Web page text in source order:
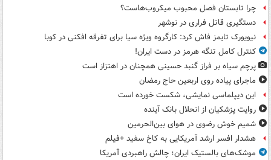
چرا تابستان فصل محبوب میکروب‌هاست؟
دستگیری قاتل فراری در نوشهر
نیویورک تایمز فاش کرد: کارگروه ویژه سیا برای تفرقه افکنی در کوبا
کنترل کامل تنگه هرمز در دست ایران!
پرچم سیاه بر فراز گنبد حسینی همچنان در اهتزاز است
ماجرای پیاده روی اربعین حاج رمضان
این دیپلماسی نمایشی، شکست خورده است
روایت پزشکیان از انحلال بانک آینده
شمیم خوش رضوی در هوای بین‌الحرمین
هشدار افسر ارشد آمریکایی به کاخ سفید +فیلم
موشک‌های بالستیک ایران؛ چالش راهبردی آمریکا